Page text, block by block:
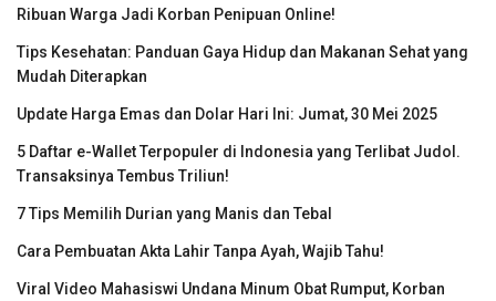
Ribuan Warga Jadi Korban Penipuan Online!
Tips Kesehatan: Panduan Gaya Hidup dan Makanan Sehat yang
Mudah Diterapkan
Update Harga Emas dan Dolar Hari Ini: Jumat, 30 Mei 2025
5 Daftar e-Wallet Terpopuler di Indonesia yang Terlibat Judol.
Transaksinya Tembus Triliun!
7 Tips Memilih Durian yang Manis dan Tebal
Cara Pembuatan Akta Lahir Tanpa Ayah, Wajib Tahu!
Viral Video Mahasiswi Undana Minum Obat Rumput, Korban